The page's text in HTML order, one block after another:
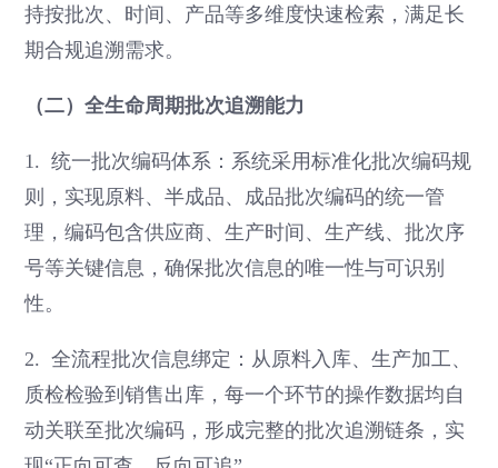
持按批次、时间、产品等多维度快速检索，满足长
期合规追溯需求。
（二）全生命周期批次追溯能力
1. 统一批次编码体系：系统采用标准化批次编码规
则，实现原料、半成品、成品批次编码的统一管
理，编码包含供应商、生产时间、生产线、批次序
号等关键信息，确保批次信息的唯一性与可识别
性。
2. 全流程批次信息绑定：从原料入库、生产加工、
质检检验到销售出库，每一个环节的操作数据均自
动关联至批次编码，形成完整的批次追溯链条，实